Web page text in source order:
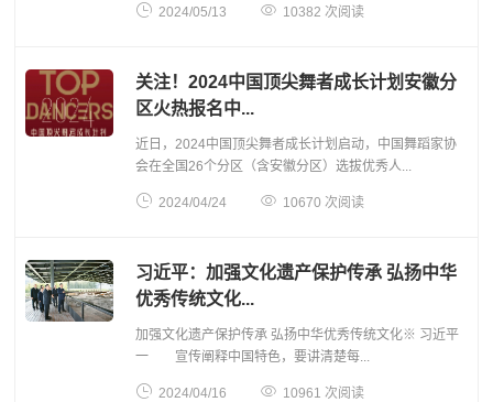
 2024/05/13  10382 次阅读
关注！2024中国顶尖舞者成长计划安徽分
区火热报名中...
近日，2024中国顶尖舞者成长计划启动，中国舞蹈家协
会在全国26个分区（含安徽分区）选拔优秀人...
 2024/04/24  10670 次阅读
习近平：加强文化遗产保护传承 弘扬中华
优秀传统文化...
加强文化遗产保护传承 弘扬中华优秀传统文化※ 习近平
一 宣传阐释中国特色，要讲清楚每...
 2024/04/16  10961 次阅读